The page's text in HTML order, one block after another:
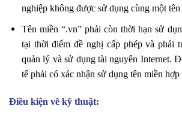
nghiệp không được sử dụng cùng một tên
Tên miền “.vn” phải còn thời hạn sử
tại thời điểm đề nghị cấp phép và phải
quản lý và sử dụng tài nguyên Internet.
tế phải có xác nhận sử dụng tên miền hợp
Điều kiện về kỹ thuật: